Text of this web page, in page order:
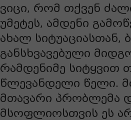
ვიცი, რომ თქვენ
უმეტეს, ამდენი
ახალ სიტუაციასთან,
განსხვავებული
რამდენიმე სიტყვით
წლევანდელი წელი.
მთავარი პრობლემა
მსოფლიოსთვის ეს